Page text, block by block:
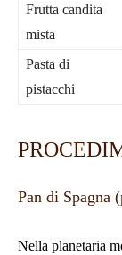
Frutta candita
mista
Pasta di
pistacchi
Pan di Spagna
Nella planetaria